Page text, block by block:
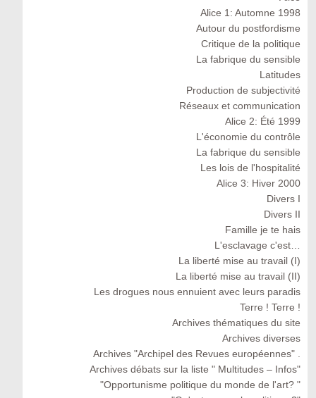
Alice 1: Automne 1998
Autour du postfordisme
Critique de la politique
La fabrique du sensible
Latitudes
Production de subjectivité
Réseaux et communication
Alice 2: Été 1999
L'économie du contrôle
La fabrique du sensible
Les lois de l'hospitalité
Alice 3: Hiver 2000
Divers I
Divers II
Famille je te hais
L'esclavage c'est…
La liberté mise au travail (I)
La liberté mise au travail (II)
Les drogues nous ennuient avec leurs paradis
Terre ! Terre !
Archives thématiques du site
Archives diverses
Archives "Archipel des Revues européennes" .
Archives débats sur la liste " Multitudes – Infos"
"Opportunisme politique du monde de l'art? "